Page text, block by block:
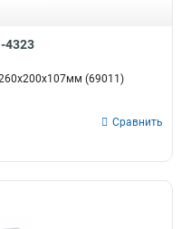
4323
(69011)
Сравнить